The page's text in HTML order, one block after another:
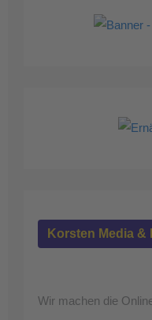
Korsten Media
Wir machen die